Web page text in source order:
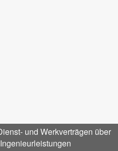
und Werkverträgen über